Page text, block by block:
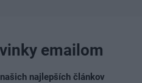
emailom
najlepších článkov